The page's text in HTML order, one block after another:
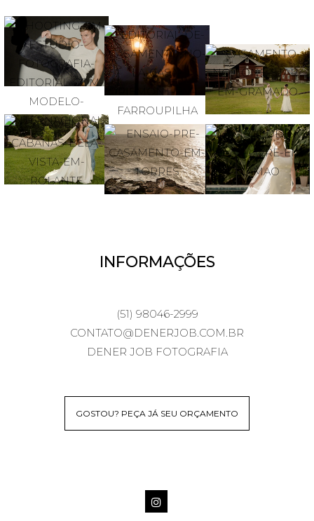
INFORMAÇÕES
(51) 98046-2999
CONTATO@DENERJOB.COM.BR
DENER JOB FOTOGRAFIA
GOSTOU? PEÇA JÁ SEU ORÇAMENTO